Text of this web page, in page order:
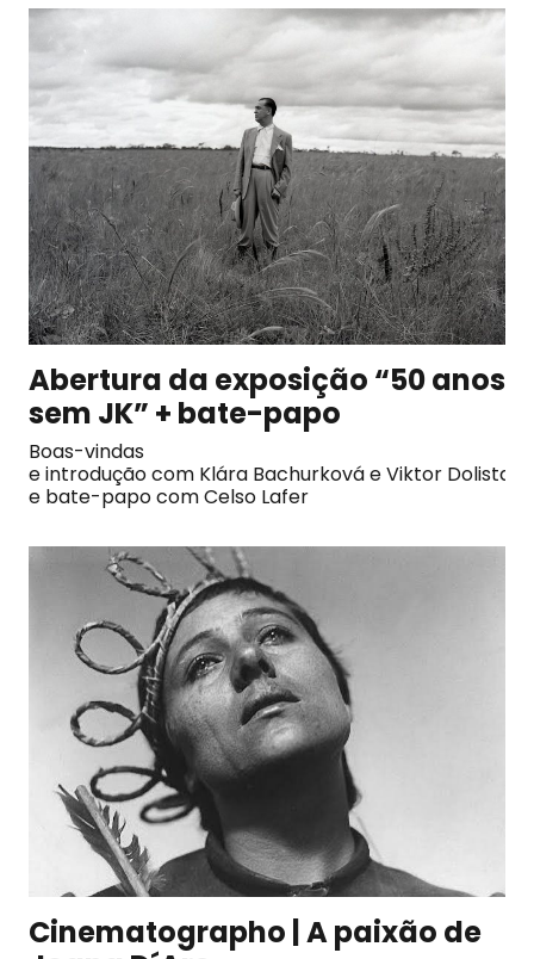
Abertura da exposição “50 anos
sem JK” + bate-papo
Boas-vindas
e introdução com Klára Bachurková e Viktor Dolista
e bate-papo com Celso Lafer
Cinematographo | A paixão de